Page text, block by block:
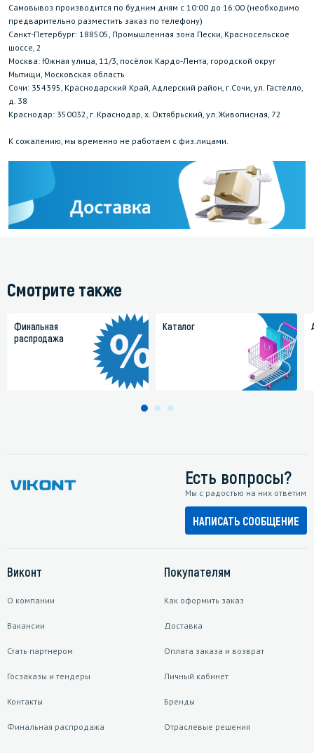
Самовывоз производится по будним дням с 10:00 до 16:00 (необходимо
предварительно разместить заказ по телефону)
Санкт-Петербург: 188505, Промышленная зона Пески, Красносельское
шоссе, 2
Москва: Южная улица, 11/3, посёлок Кардо-Лента, городской округ
Мытищи, Московская область
Сочи: 354395, Краснодарский Край, Адлерский район, г.Сочи, ул. Гастелло,
д. 38
Краснодар: 350032, г. Краснодар, х. Октябрьский, ул. Живописная, 72
К сожалению, мы временно не работаем с физ.лицами.
Смотрите также
Финальная
распродажа
Каталог
Есть вопросы?
Мы с радостью на них ответим
НАПИСАТЬ СООБЩЕНИЕ
Виконт
О компании
Вакансии
Стать партнером
Госзаказы и тендеры
Контакты
Финальная распродажа
Покупателям
Как оформить заказ
Доставка
Оплата заказа и возврат
Личный кабинет
Бренды
Отраслевые решения